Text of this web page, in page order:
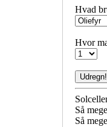
Hvad
Hvor
Så
Så